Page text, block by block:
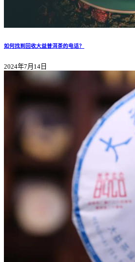
如何找到回收大益普洱茶的电话？
2024年7月14日